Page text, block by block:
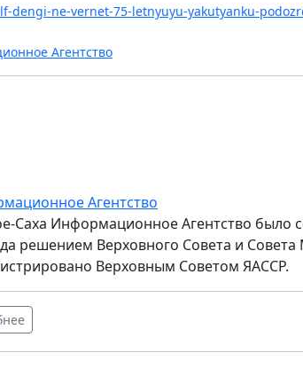
dengi-ne-vernet-75-letnyuyu-yakutyanku-
Агентство
Агентство
Саха Информационное Агентство было
решением Верховного Совета и
Верховным Советом ЯАССР.